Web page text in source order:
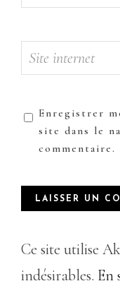
Enregistrer
site dans le
commentaire.
Ce site utilise
indésirables. En